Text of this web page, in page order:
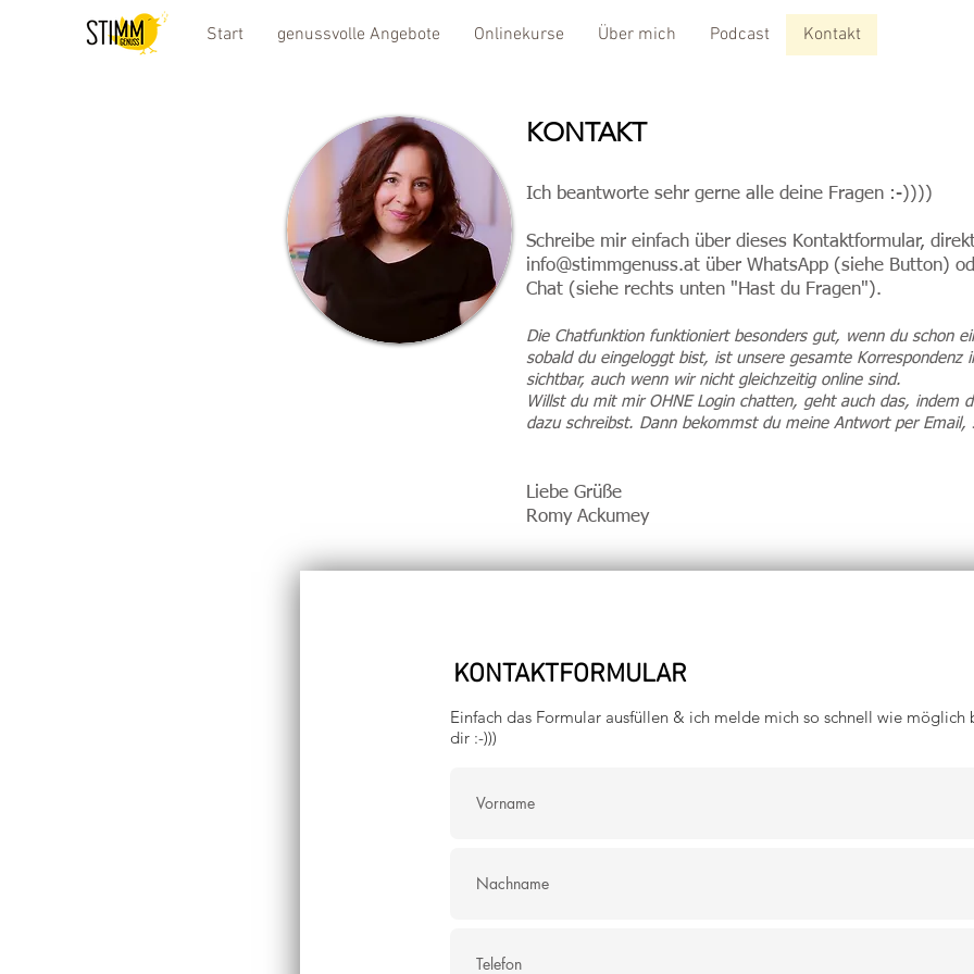
Start genussvolle Angebote Onlinekurse Über mich Podcast Kontakt
KONTAKT
Ich beantworte sehr gerne alle deine Fragen :-))))
Schreibe mir einfach über dieses Kontaktformular,
info@stimmgenuss.at über WhatsApp (siehe Button)
Chat (siehe rechts unten "Hast du Fragen").
Die Chatfunktion funktioniert besonders gut, wenn du schon
sobald du eingeloggt bist, ist unsere gesamte Korrespondenz
sichtbar, auch wenn wir nicht gleichzeitig online sind.
Willst du mit mir OHNE Login chatten, geht auch das, indem
dazu schreibst. Dann bekommst du meine Antwort per Email,
Liebe Grüße
Romy Ackumey
KONTAKTFORMULAR
Einfach das Formular ausfüllen & ich melde mich so schnell wie möglich
dir :-)))